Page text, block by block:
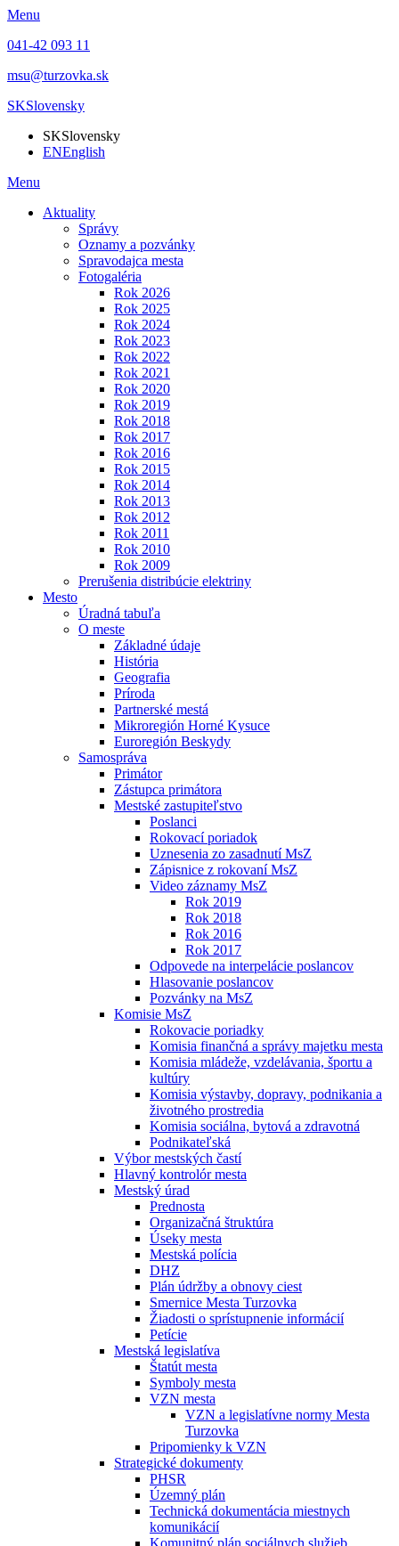
Menu
041-42 093 11
msu@turzovka.sk
SKSlovensky
SKSlovensky
ENEnglish
Menu
Aktuality
Správy
Oznamy a pozvánky
Spravodajca mesta
Fotogaléria
Rok 2026
Rok 2025
Rok 2024
Rok 2023
Rok 2022
Rok 2021
Rok 2020
Rok 2019
Rok 2018
Rok 2017
Rok 2016
Rok 2015
Rok 2014
Rok 2013
Rok 2012
Rok 2011
Rok 2010
Rok 2009
Prerušenia distribúcie elektriny
Mesto
Úradná tabuľa
O meste
Základné údaje
História
Geografia
Príroda
Partnerské mestá
Mikroregión Horné Kysuce
Euroregión Beskydy
Samospráva
Primátor
Zástupca primátora
Mestské zastupiteľstvo
Poslanci
Rokovací poriadok
Uznesenia zo zasadnutí MsZ
Zápisnice z rokovaní MsZ
Video záznamy MsZ
Rok 2019
Rok 2018
Rok 2016
Rok 2017
Odpovede na interpelácie poslancov
Hlasovanie poslancov
Pozvánky na MsZ
Komisie MsZ
Rokovacie poriadky
Komisia finančná a správy majetku mesta
Komisia mládeže, vzdelávania, športu a
kultúry
Komisia výstavby, dopravy, podnikania a
životného prostredia
Komisia sociálna, bytová a zdravotná
Podnikateľská
Výbor mestských častí
Hlavný kontrolór mesta
Mestský úrad
Prednosta
Organizačná štruktúra
Úseky mesta
Mestská polícia
DHZ
Plán údržby a obnovy ciest
Smernice Mesta Turzovka
Žiadosti o sprístupnenie informácií
Petície
Mestská legislatíva
Štatút mesta
Symboly mesta
VZN mesta
VZN a legislatívne normy Mesta
Turzovka
Pripomienky k VZN
Strategické dokumenty
PHSR
Územný plán
Technická dokumentácia miestnych
komunikácií
Komunitný plán sociálnych služieb